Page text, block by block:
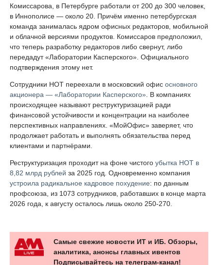
Комиссарова, в Петербурге работали от 200 до 300 человек,
в Иннополисе — около 20. Причём именно петербургская
команда занималась ядром офисных редакторов, мобильной
и облачной версиями продуктов. Комиссаров предположил,
что теперь разработку редакторов либо свернут, либо
передадут «Лаборатории Касперского». Официального
подтверждения этому нет.
Сотрудники НОТ переехали в московский офис основного
акционера — «Лаборатории Касперского» . В компаниях
происходящее называют реструктуризацией ради
финансовой устойчивости и концентрации на наиболее
перспективных направлениях. «МойОфис» заверяет, что
продолжает работать и выполнять обязательства перед
клиентами и партнёрами.
Реструктуризация проходит на фоне чистого убытка НОТ в
8,82 млрд рублей за 2025 год. Одновременно компания
устроила радикальное кадровое похудение: по данным
профсоюза, из 1073 сотрудников, работавших в конце марта
2026 года, к августу осталось лишь около 250-270.
Самые свежие новости ИТ и ИБ. Обзоры,
аналитика, анонсы главных ивентов
Подписывайтесь на телеграм-канал!